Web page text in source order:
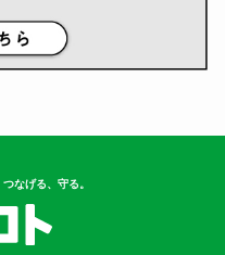
なげる、守る。